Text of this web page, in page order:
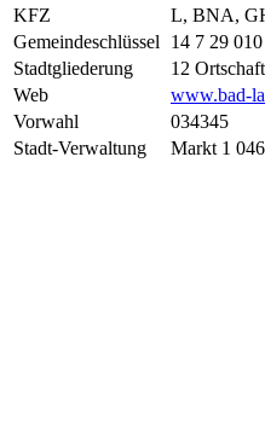
KFZ
L, BNA,
Gemeindeschlüssel
14 7 29 010
Stadtgliederung
12
Web
www.bad-
Vorwahl
034345
Stadt-Verwaltung
Markt 1